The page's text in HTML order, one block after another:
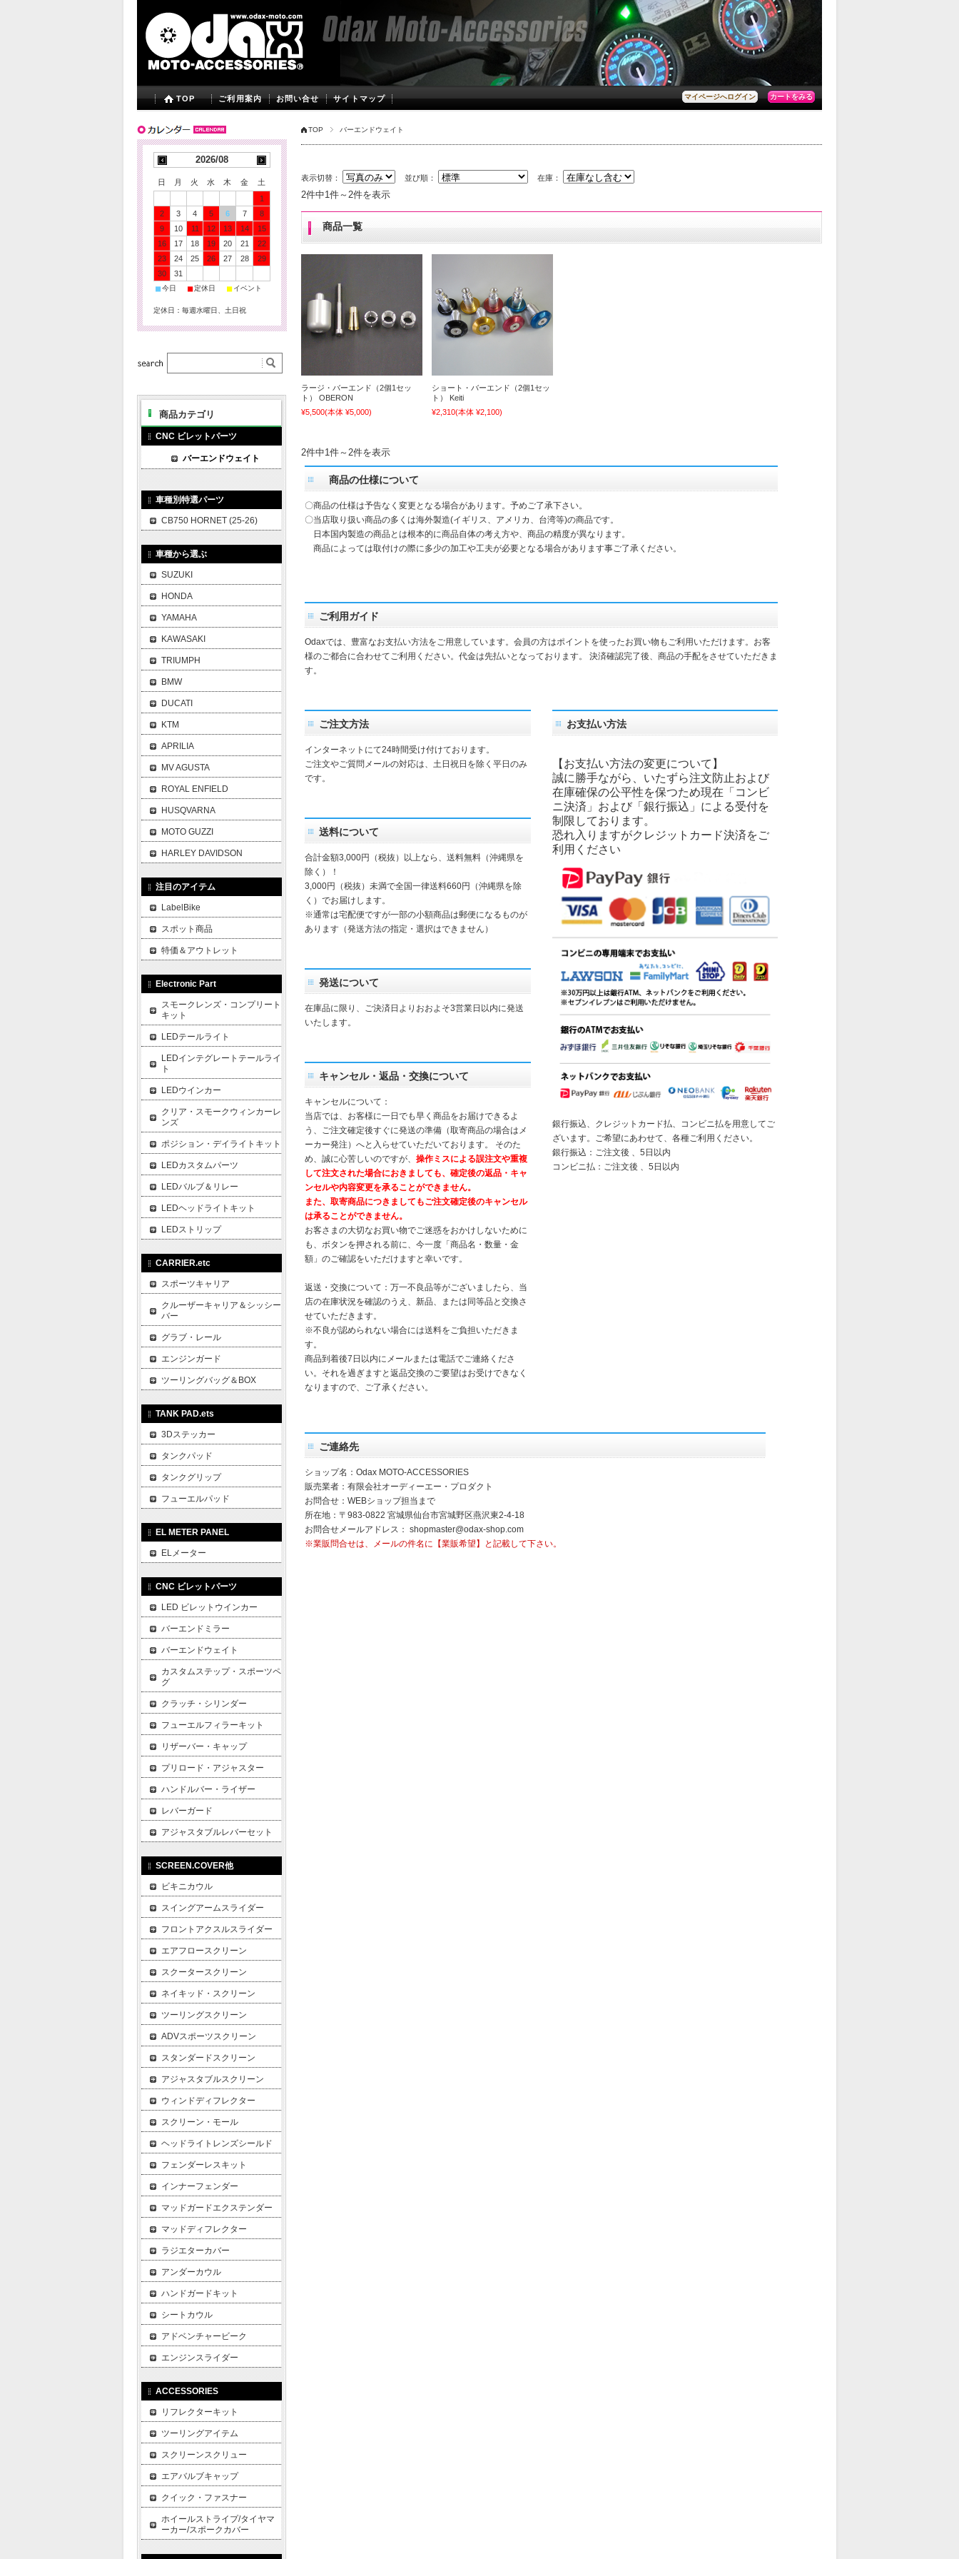
マイページへログイン カートをみる
TOP ご利用案内 お問い合せ サイトマップ
TOP バーエンドウェイト
表示切替： 並び順： 在庫：
2件中1件～2件を表示
商品一覧
ラージ・バーエンド（2個1セッ
ト） OBERON
¥5,500(本体 ¥5,000)
ショート・バーエンド（2個1セッ
ト） Keiti
¥2,310(本体 ¥2,100)
2件中1件～2件を表示
商品の仕様について
〇商品の仕様は予告なく変更となる場合があります。予めご了承下さい。
〇当店取り扱い商品の多くは海外製造(イギリス、アメリカ、台湾等)の商品です。
日本国内製造の商品とは根本的に商品自体の考え方や、商品の精度が異なります。
商品によっては取付けの際に多少の加工や工夫が必要となる場合があります事ご了承ください。
ご利用ガイド
Odaxでは、豊富なお支払い方法をご用意しています。会員の方はポイントを使ったお買い物もご利用いただけます。お客
様のご都合に合わせてご利用ください。代金は先払いとなっております。 決済確認完了後、商品の手配をさせていただきま
す。
ご注文方法
インターネットにて24時間受け付けております。
ご注文やご質問メールの対応は、土日祝日を除く平日のみ
です。
送料について
合計金額3,000円（税抜）以上なら、送料無料（沖縄県を
除く）！
3,000円（税抜）未満で全国一律送料660円（沖縄県を除
く）でお届けします。
※通常は宅配便ですが一部の小額商品は郵便になるものが
あります（発送方法の指定・選択はできません）
発送について
在庫品に限り、ご決済日よりおおよそ3営業日以内に発送
いたします。
キャンセル・返品・交換について
キャンセルについて：
当店では、お客様に一日でも早く商品をお届けできるよ
う、ご注文確定後すぐに発送の準備（取寄商品の場合はメ
ーカー発注）へと入らせていただいております。 そのた
め、誠に心苦しいのですが、 操作ミスによる誤注文や重複
して注文された場合におきましても、確定後の返品・キャ
ンセルや内容変更を承ることができません。
また、取寄商品につきましてもご注文確定後のキャンセル
は承ることができません。
お客さまの大切なお買い物でご迷惑をおかけしないために
も、ボタンを押される前に、今一度「商品名・数量・金
額」のご確認をいただけますと幸いです。
返送・交換について：万一不良品等がございましたら、当
店の在庫状況を確認のうえ、新品、または同等品と交換さ
せていただきます。
※不良が認められない場合には送料をご負担いただきま
す。
商品到着後7日以内にメールまたは電話でご連絡くださ
い。それを過ぎますと返品交換のご要望はお受けできなく
なりますので、ご了承ください。
お支払い方法
【お支払い方法の変更について】
誠に勝手ながら、いたずら注文防止および
在庫確保の公平性を保つため現在「コンビ
ニ決済」および「銀行振込」による受付を
制限しております。
恐れ入りますがクレジットカード決済をご
利用ください
銀行振込、クレジットカード払、コンビニ払を用意してご
ざいます。ご希望にあわせて、各種ご利用ください。
銀行振込：ご注文後 、5日以内
コンビニ払：ご注文後 、5日以内
ご連絡先
ショップ名：Odax MOTO-ACCESSORIES
販売業者：有限会社オーディーエー・プロダクト
お問合せ：WEBショップ担当まで
所在地：〒983-0822 宮城県仙台市宮城野区燕沢東2-4-18
お問合せメールアドレス： shopmaster@odax-shop.com
※業販問合せは、メールの件名に【業販希望】と記載して下さい。
2026/08
日 月 火 水 木 金
土
1
2
3 4 5 6 7
8
9
10 11 12 13 14
15
16
17 18 19 20 21
22
23
24 25 26 27 28
29
30
31
■ 今日 ■ 定休日 ■ イベント
定休日：毎週水曜日、土日祝
商品カテゴリ
CNC ビレットパーツ
バーエンドウェイト
車種別特選パーツ
CB750 HORNET (25-26)
車種から選ぶ
SUZUKI
HONDA
YAMAHA
KAWASAKI
TRIUMPH
BMW
DUCATI
KTM
APRILIA
MV AGUSTA
ROYAL ENFIELD
HUSQVARNA
MOTO GUZZI
HARLEY DAVIDSON
注目のアイテム
LabelBike
スポット商品
特価＆アウトレット
Electronic Part
スモークレンズ・コンプリート
キット
LEDテールライト
LEDインテグレートテールライ
ト
LEDウインカー
クリア・スモークウィンカーレ
ンズ
ポジション・デイライトキット
LEDカスタムパーツ
LEDバルブ＆リレー
LEDヘッドライトキット
LEDストリップ
CARRIER.etc
スポーツキャリア
クルーザーキャリア＆シッシー
バー
グラブ・レール
エンジンガード
ツーリングバッグ＆BOX
TANK PAD.ets
3Dステッカー
タンクパッド
タンクグリップ
フューエルパッド
EL METER PANEL
ELメーター
CNC ビレットパーツ
LED ビレットウインカー
バーエンドミラー
バーエンドウェイト
カスタムステップ・スポーツペ
グ
クラッチ・シリンダー
フューエルフィラーキット
リザーバー・キャップ
プリロード・アジャスター
ハンドルバー・ライザー
レバーガード
アジャスタブルレバーセット
SCREEN.COVER他
ビキニカウル
スイングアームスライダー
フロントアクスルスライダー
エアフロースクリーン
スクータースクリーン
ネイキッド・スクリーン
ツーリングスクリーン
ADVスポーツスクリーン
スタンダードスクリーン
アジャスタブルスクリーン
ウィンドディフレクター
スクリーン・モール
ヘッドライトレンズシールド
フェンダーレスキット
インナーフェンダー
マッドガードエクステンダー
マッドディフレクター
ラジエターカバー
アンダーカウル
ハンドガードキット
シートカウル
アドベンチャービーク
エンジンスライダー
ACCESSORIES
リフレクターキット
ツーリングアイテム
スクリーンスクリュー
エアバルブキャップ
クイック・ファスナー
ホイールストライプ/タイヤマ
ーカー/スポークカバー